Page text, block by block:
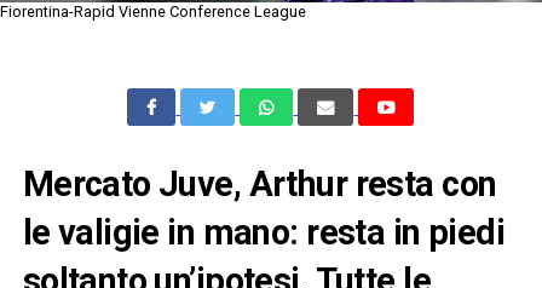
Fiorentina-Rapid Vienne Conference League
Mercato Juve, Arthur resta con
le valigie in mano: resta in piedi